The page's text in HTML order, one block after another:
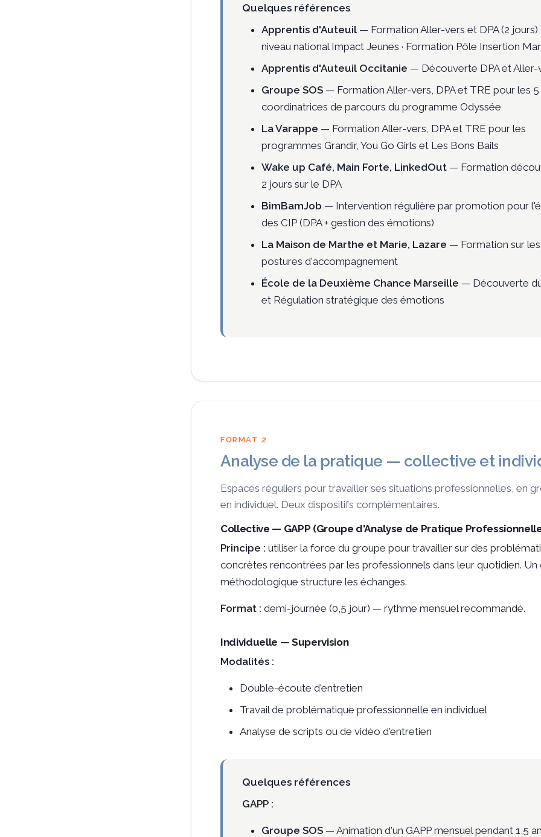
Quelques références
Apprentis d'Auteuil — Formation Aller-vers et DPA (2 jours)
niveau national Impact Jeunes · Formation Pôle Insertion
Apprentis d'Auteuil Occitanie — Découverte DPA et Aller-
Groupe SOS — Formation Aller-vers, DPA et TRE pour les 5
coordinatrices de parcours du programme Odyssée
La Varappe — Formation Aller-vers, DPA et TRE pour les
programmes Grandir, You Go Girls et Les Bons Bails
Wake up Café, Main Forte, LinkedOut — Formation
2 jours sur le DPA
BimBamJob — Intervention régulière par promotion pour
des CIP (DPA + gestion des émotions)
La Maison de Marthe et Marie, Lazare — Formation sur les
postures d'accompagnement
École de la Deuxième Chance Marseille — Découverte
et Régulation stratégique des émotions
FORMAT 2
Analyse de la pratique — collective et
Espaces réguliers pour travailler ses situations professionnelles, en
en individuel. Deux dispositifs complémentaires.
Collective — GAPP (Groupe d'Analyse de Pratique
Principe : utiliser la force du groupe pour travailler sur des
concrètes rencontrées par les professionnels dans leur quotidien. Un
méthodologique structure les échanges.
Format : demi-journée (0,5 jour) — rythme mensuel recommandé.
Individuelle — Supervision
Modalités :
Double-écoute d'entretien
Travail de problématique professionnelle en individuel
Analyse de scripts ou de vidéo d'entretien
Quelques références
GAPP :
Groupe SOS — Animation d'un GAPP mensuel pendant 1,5